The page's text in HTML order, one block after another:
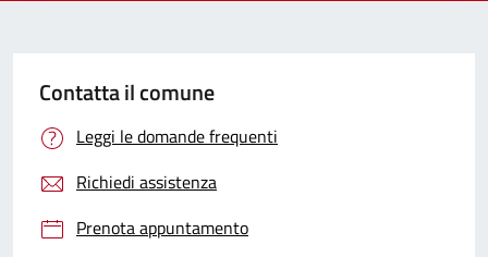
Contatta il comune
Leggi le domande frequenti
Richiedi assistenza
Prenota appuntamento